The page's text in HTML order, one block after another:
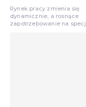
Rynek pracy zmienia się
dynamicznie, a rosnące
zapotrzebowanie na
w różnych dziedzinach otwiera